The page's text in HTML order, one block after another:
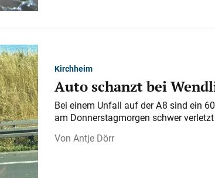
Kirchheim
Auto schanzt bei
Bei einem Unfall auf der A 8 sind ein
am Donnerstagmorgen schwer
Antje Dörr